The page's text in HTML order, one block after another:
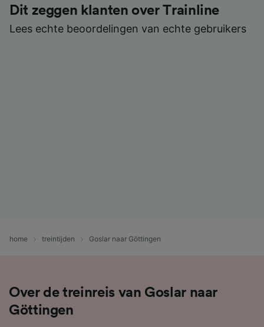
Dit zeggen klanten over Trainline
Lees echte beoordelingen van echte gebruikers
home treintijden Goslar naar Göttingen
Over de treinreis van Goslar naar
Göttingen